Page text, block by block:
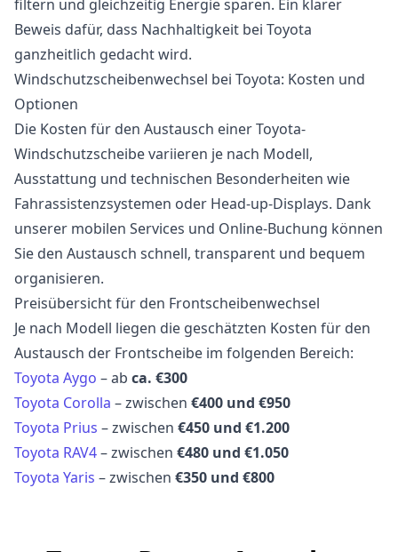
filtern und gleichzeitig Energie sparen. Ein klarer
Beweis dafür, dass Nachhaltigkeit bei Toyota
ganzheitlich gedacht wird.
Windschutzscheibenwechsel bei Toyota: Kosten und
Optionen
Die Kosten für den Austausch einer Toyota-
Windschutzscheibe variieren je nach Modell,
Ausstattung und technischen Besonderheiten wie
Fahrassistenzsystemen oder Head-up-Displays. Dank
unserer mobilen Services und Online-Buchung können
Sie den Austausch schnell, transparent und bequem
organisieren.
Preisübersicht für den Frontscheibenwechsel
Je nach Modell liegen die geschätzten Kosten für den
Austausch der Frontscheibe im folgenden Bereich:
Toyota Aygo – ab ca. €300
Toyota Corolla – zwischen €400 und €950
Toyota Prius – zwischen €450 und €1.200
Toyota RAV4– zwischen €480 und €1.050
Toyota Yaris – zwischen €350 und €800